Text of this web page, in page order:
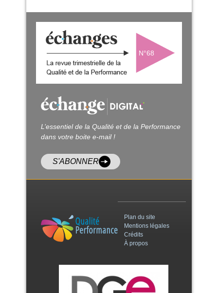
N°68
L’essentiel de la Qualité et de la Performance
dans votre boite e-mail !
S'ABONNER
Plan du site
Mentions légales
Crédits
À propos